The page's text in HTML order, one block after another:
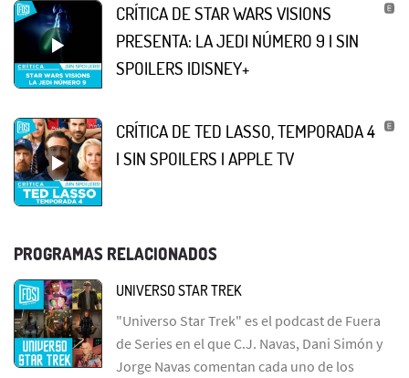
CRÍTICA DE STAR WARS VISIONS
PRESENTA: LA JEDI NÚMERO 9 | SIN
SPOILERS |DISNEY+
CRÍTICA DE TED LASSO, TEMPORADA 4
| SIN SPOILERS | APPLE TV
PROGRAMAS RELACIONADOS
UNIVERSO STAR TREK
"Universo Star Trek" es el podcast de Fuera
de Series en el que C.J. Navas, Dani Simón y
Jorge Navas comentan cada uno de los